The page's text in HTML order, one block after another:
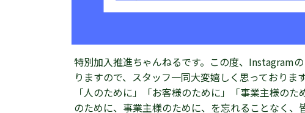
特別加入推進ちゃんねるです。この度、Instagram
りますので、スタッフ一同大変嬉しく思っております
「人のために」「お客様のために」「事業主様の
のために、事業主様のために、を忘れることなく